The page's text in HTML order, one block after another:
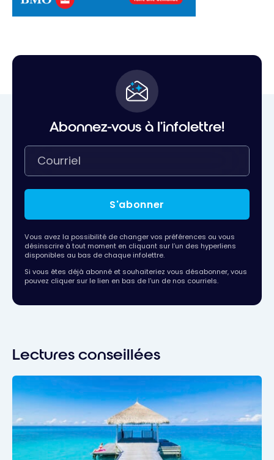
Abonnez-vous à l'infolettre!
S'abonner
Vous avez la possibilité de changer vos préférences ou vous
désinscrire à tout moment en cliquant sur l’un des hyperliens
disponibles au bas de chaque infolettre.
Si vous êtes déjà abonné et souhaiteriez vous désabonner, vous
pouvez cliquer sur le lien en bas de l’un de nos courriels.
Lectures conseillées